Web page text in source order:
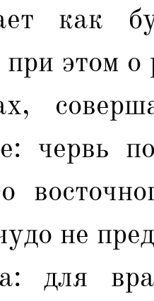
как
при этом
червь
не
для